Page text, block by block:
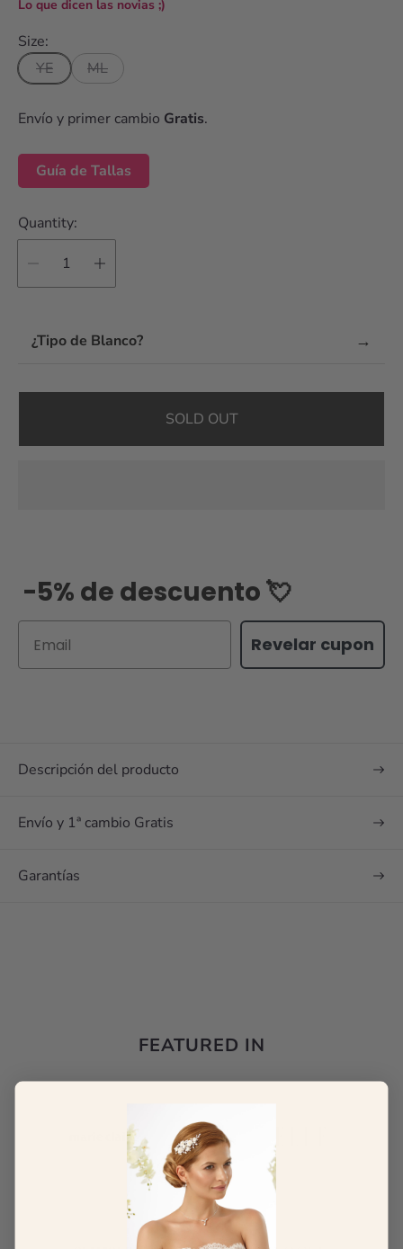
i
c
e
Lo que dicen las novias ;)
Size:
YE
ML
Envío y primer cambio Gratis.
Guía de Tallas
Quantity:
¿Tipo de Blanco? →
SOLD OUT
-5% de descuento 💘
Revelar cupon
Descripción del producto
Envío y 1ª cambio Gratis
Garantías
FEATURED IN